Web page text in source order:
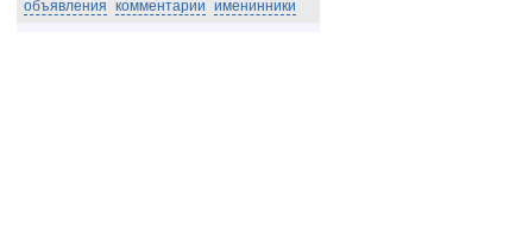
объявления комментарии именинники